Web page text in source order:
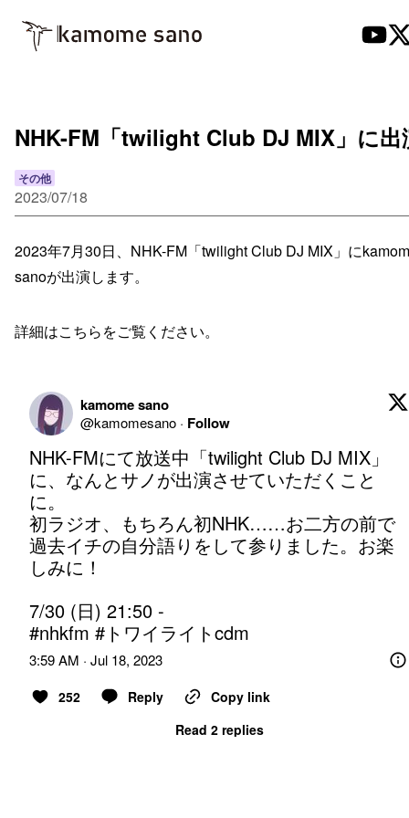
NHK-FM「twilight Club DJ MIX」に出
その他
2023/07/18
2023年7月30日、NHK-FM「twilight Club DJ MIX」に
sanoが出演します。
詳細はこちらをご覧ください。
kamome sano
@kamomesano · Follow
NHK-FMにて放送中「twilight Club DJ MIX」
に、なんとサノが出演させていただくこと
に。
初ラジオ、もちろん初NHK……お二方の前で
過去イチの自分語りをして参りました。お楽
しみに！
#nhkfm #トワイライトcdm
3:59 AM · Jul 18, 2023
252 Reply
Copy link
Read 2 replies